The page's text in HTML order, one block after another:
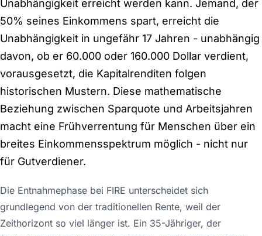
Unabhängigkeit erreicht werden kann. Jemand, der
50% seines Einkommens spart, erreicht die
Unabhängigkeit in ungefähr 17 Jahren - unabhängig
davon, ob er 60.000 oder 160.000 Dollar verdient,
vorausgesetzt, die Kapitalrenditen folgen
historischen Mustern. Diese mathematische
Beziehung zwischen Sparquote und Arbeitsjahren
macht eine Frühverrentung für Menschen über ein
breites Einkommensspektrum möglich - nicht nur
für Gutverdiener.
Die Entnahmephase bei FIRE unterscheidet sich
grundlegend von der traditionellen Rente, weil der
Zeithorizont so viel länger ist. Ein 35-Jähriger, der